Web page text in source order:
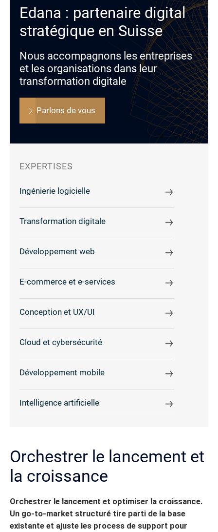
Edana : partenaire digital
stratégique en Suisse
Nous accompagnons les entreprises
et les organisations dans leur
transformation digitale
Parlons de vous
EXPERTISES
Ingénierie logicielle
Transformation digitale
Développement web
E-commerce et e-services
Conception et UX/UI
Cloud et cybersécurité
Développement mobile
Intelligence artificielle
Orchestrer le lancement et
la croissance
Orchestrer le lancement et optimiser la croissance.
Un go-to-market structuré tire parti de la base
existante et ajuste les process de support pour